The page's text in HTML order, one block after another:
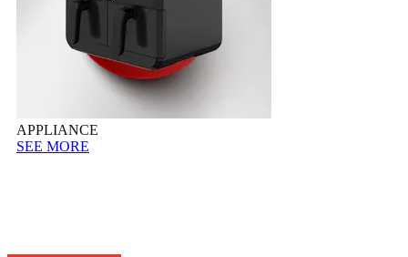
APPLIANCE
SEE MORE